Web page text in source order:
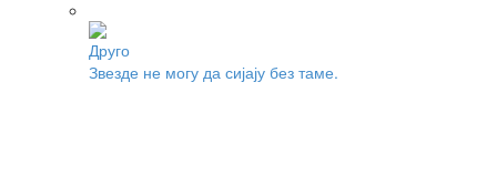
Друго
Звезде не могу да сијају без таме.